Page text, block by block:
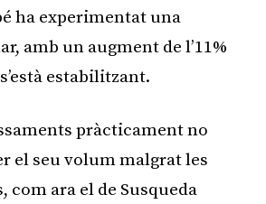
ha experimentat una
amb un augment de l’11%
estabilitzant.
pràcticament no
el seu volum malgrat les
com ara el de Susqueda